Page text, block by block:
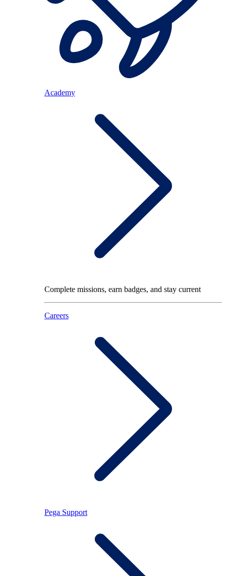
Academy
Complete missions, earn badges, and stay current
Careers
Pega Support